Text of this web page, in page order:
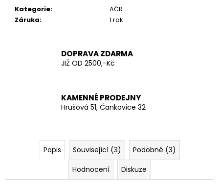
Kategorie:
AČR
Záruka: 1 rok
DOPRAVA ZDARMA
JIŽ OD 2500,-Kč
KAMENNÉ PRODEJNY
Hrušová 51, Čankovice 32
Popis Související (3)
Podobné (3)
Hodnocení
Diskuze